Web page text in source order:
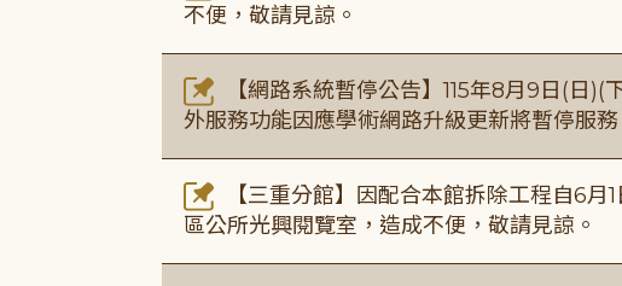
不便，敬請見諒。
【網路系統暫停公告】115年8月9日(日)(
外服務功能因應學術網路升級更新將暫停服務
【三重分館】因配合本館拆除工程自6月
區公所光興閱覽室，造成不便，敬請見諒。